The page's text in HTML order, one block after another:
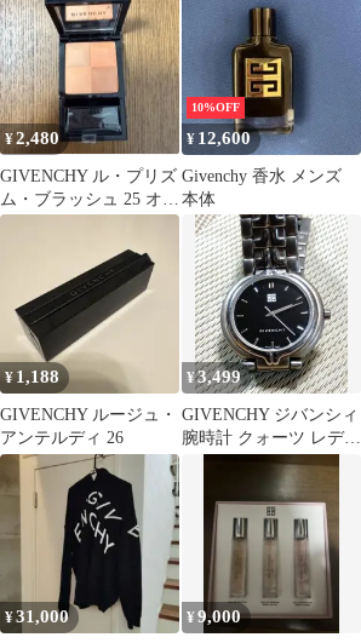
¥2,480
GIVENCHY ル・プリズ
ム・ブラッシュ 25 オレ
ンジ 未使用
10%OFF
¥ 12,600
Givenchy 香水 メンズ
本体
¥ 1,188
GIVENCHY ルージュ・
アンテルディ 26
¥3,499
GIVENCHY ジバンシィ
腕時計 クォーツ レディ
¥31,000 ¥9,000